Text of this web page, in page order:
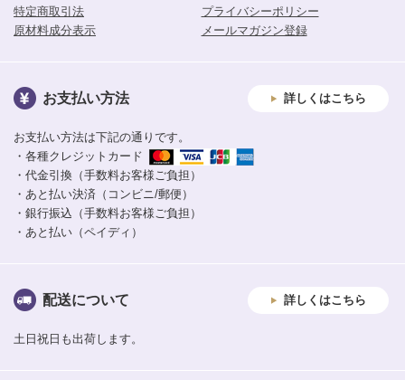
特定商取引法
プライバシーポリシー
原材料成分表示
メールマガジン登録
お支払い方法 詳しくはこちら
お支払い方法は下記の通りです。
・各種クレジットカード
・代金引換（手数料お客様ご負担）
・あと払い決済（コンビニ/郵便）
・銀行振込（手数料お客様ご負担）
・あと払い（ペイディ）
配送について 詳しくはこちら
土日祝日も出荷します。